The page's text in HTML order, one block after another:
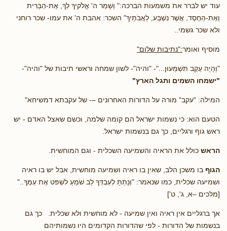
עוד יש לברר את משמעות הברכה:" וְשָׁמַר ה' אֱלֹקיךָ לְךָ, אֶת-הַבְּרִית
וְאֶת-הַחֶסֶד, אֲשֶׁר נִשְׁבַּע, לַאֲבֹתֶיךָ" השכר: אהבת ה' את עמו- שכר רוחני
ולא שכר גשמי..
מוסיף ואומר:"נתיבות שלום"
"וְהָיָה עֵקֶב תִּשְׁמְעוּן..."- "והיה"- לשון שמחה וראשי תיבות של "והיה"-
"ישמחו השמים ותגל הארץ"
המילה: "עקב" מורה על הדורות האחרונים –- של עקבתא דמשיחא"
הטעם הוא: כי נשמות ישראל הם קומה שלמה, וכשם שאצל האדם - יש
ראש גוף ורגליים, כך גם בנשמות ישראל.
הראש כולל את הראיה והשמיעה השכלית - וגם המוחשית.
הגוף בו משכן הלב, שאין בו ראיה ושמיעה מוחשית, אבל יש בו ראיה
ושמיעה שכלית, כמו שנאמר: "וְנָתַתָּ לְעַבְדְּךָ לֵב שֹׁמֵעַ לִשְׁפֹּט אֶת עַמְּךָ.."
[מלכים –א, ג', ט']
אך ברגליים אין ראיה ואין שמיעה - לא מוחשית ולא שכלית. כך גם
בנשמות של הדורות - לפי שהדורות הקדומים היו נשמותיהם